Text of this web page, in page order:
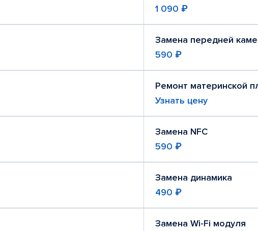
1 090 ₽
Замена передней
590 ₽
Ремонт материнской
Узнать цену
Замена NFC
590 ₽
Замена динамика
490 ₽
Замена Wi-Fi модуля